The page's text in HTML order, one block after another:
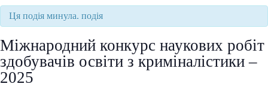
в
м
і
с
т
у
Ця подія минула. подія
Міжнародний конкурс наукових робіт
здобувачів освіти з криміналістики –
2025